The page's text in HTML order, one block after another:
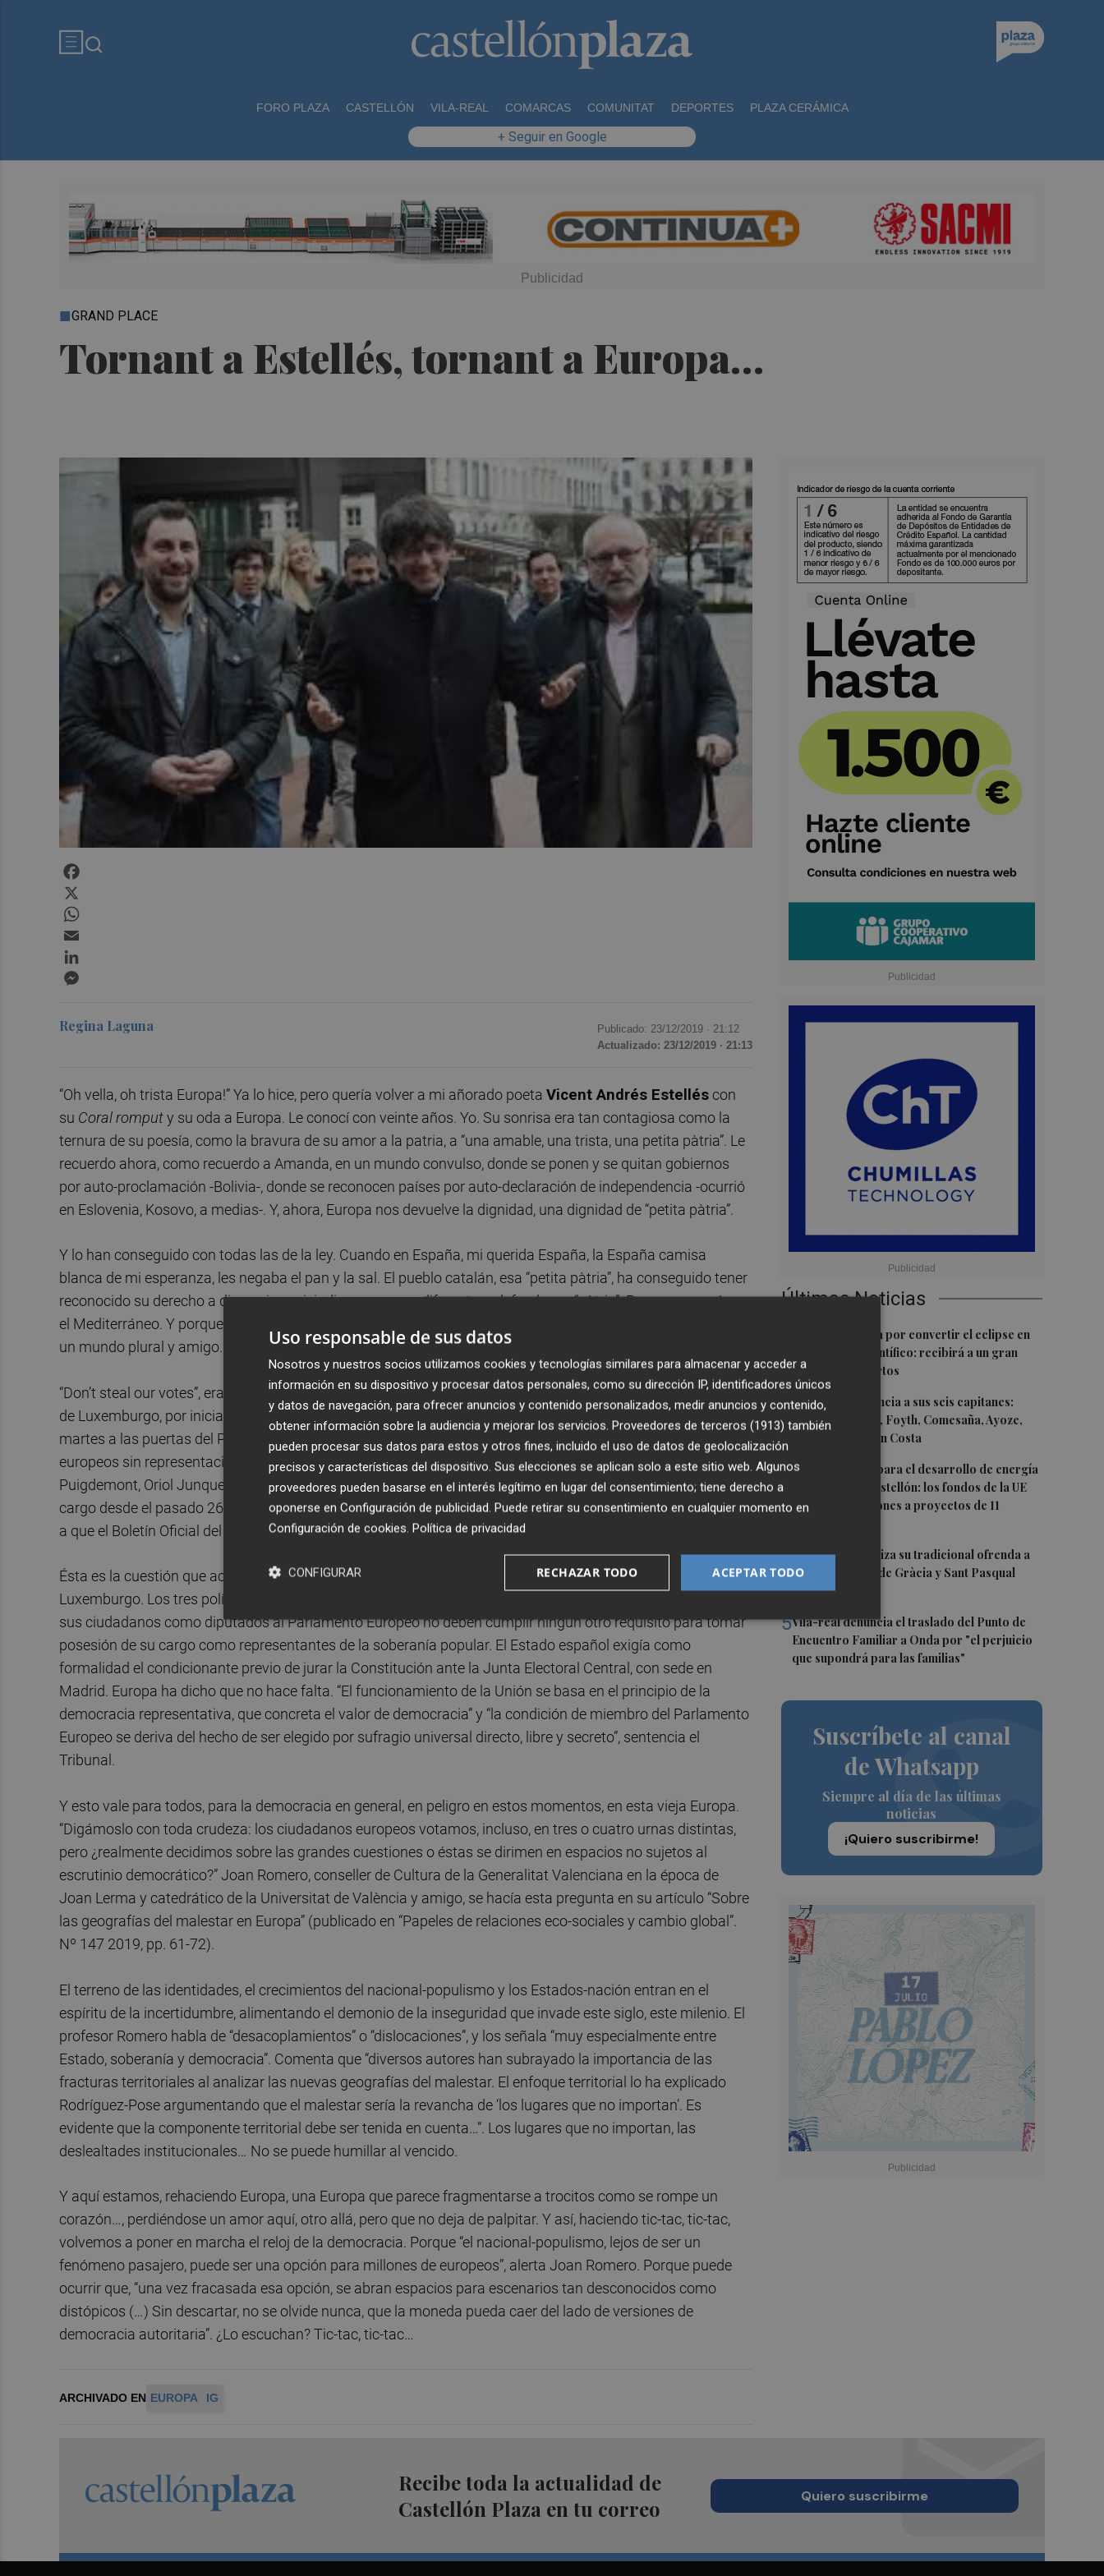
FORO PLAZA CASTELLÓN VILA-REAL COMARCAS COMUNITAT DEPORTES PLAZA CERÁMICA
+ Seguir en Google
Tornant a Estellés, tornant a Europa…
GRAND PLACE
Últimas Noticias
Castelló apuesta por convertir el eclipse en
un referente científico: recibirá a un gran
equipo de expertos
2El Villarreal anuncia a sus seis capitanes:
Gerard Moreno, Foyth, Comesaña, Ayoze,
Cardona y Logan Costa
3Otra inyección para el desarrollo de energía
renovable en Castellón: los fondos de la UE
destinan 19 millones a proyectos de 11
4El Villarreal realiza su tradicional ofrenda a
la Mare de Déu de Gràcia y Sant Pasqual
Baylón
5Vila-real denuncia el traslado del Punto de
Encuentro Familiar a Onda por "el perjuicio
que supondrá para las familias"
Suscríbete al canal
de Whatsapp
Siempre al día de las últimas
noticias
¡Quiero suscribirme!
Regina Laguna Publicado: 23/12/2019 · 21:12
Actualizado: 23/12/2019 · 21:13
“Oh vella, oh trista Europa!” Ya lo hice, pero quería volver a mi añorado poeta Vicent Andrés Estellés con
su Coral romputy su oda a Europa. Le conocí con veinte años. Yo. Su sonrisa era tan contagiosa como la
ternura de su poesía, como la bravura de su amor a la patria, a “una amable, una trista, una petita pàtria”. Le
recuerdo ahora, como recuerdo a Amanda, en un mundo convulso, donde se ponen y se quitan gobiernos
por auto-proclamación -Bolivia-, donde se reconocen países por auto-declaración de independencia -ocurrió
en Eslovenia, Kosovo, a medias-. Y, ahora, Europa nos devuelve la dignidad, una dignidad de “petita pàtria”.
Y lo han conseguido con todas las de la ley. Cuando en España, mi querida España, la España camisa
blanca de mi esperanza, les negaba el pan y la sal. El pueblo catalán, esa “petita pàtria”, ha conseguido tener
reconocido su derecho a discernir, a reivindicar, a pensar diferente, a defender su “pàtria”. Porque yo nací en
el Mediterráneo. Y porque somos fenicios, griegos, romanos, árabes y lo que sea necesario para reconstruir
un mundo plural y amigo.
“Don’t steal our votes”, era el grito que durante los últimos meses se ha escuchado en Bruselas, en la Plaza
de Luxemburgo, por iniciativa del conseller Lluís Puig. Catalanes y amigos de catalanes se reunían todos los
martes a las puertas del Parlamento para recordar a Europa que había más de dos millones de ciudadanos
europeos sin representación en el seno de la soberanía popular europea. Los eurodiputados electos Carles
Puigdemont, Oriol Junqueras y Toni Comín seguían sin poder entrar en el hemiciclo ni tomar posesión de su
cargo desde el pasado 26 de mayo, pese a que más de dos millones de ciudadanos les habían votado y pese
a que el Boletín Oficial del Estado español les había proclamado eurodiputados electos.
Ésta es la cuestión que acaba de dirimir el Tribunal de Justicia de la Unión Europea con sede en
Luxemburgo. Los tres políticos catalanes que concurrieron a las urnas el 26 de mayor fueron elegidos por
sus ciudadanos como diputados al Parlamento Europeo no deben cumplir ningún otro requisito para tomar
posesión de su cargo como representantes de la soberanía popular. El Estado español exigía como
formalidad el condicionante previo de jurar la Constitución ante la Junta Electoral Central, con sede en
Madrid. Europa ha dicho que no hace falta. “El funcionamiento de la Unión se basa en el principio de la
democracia representativa, que concreta el valor de democracia” y “la condición de miembro del Parlamento
Europeo se deriva del hecho de ser elegido por sufragio universal directo, libre y secreto”, sentencia el
Tribunal.
Y esto vale para todos, para la democracia en general, en peligro en estos momentos, en esta vieja Europa.
“Digámoslo con toda crudeza: los ciudadanos europeos votamos, incluso, en tres o cuatro urnas distintas,
pero ¿realmente decidimos sobre las grandes cuestiones o éstas se dirimen en espacios no sujetos al
escrutinio democrático?” Joan Romero, conseller de Cultura de la Generalitat Valenciana en la época de
Joan Lerma y catedrático de la Universitat de València y amigo, se hacía esta pregunta en su artículo “Sobre
las geografías del malestar en Europa” (publicado en “Papeles de relaciones eco-sociales y cambio global”.
Nº 147 2019, pp. 61-72).
El terreno de las identidades, el crecimientos del nacional-populismo y los Estados-nación entran en el
espíritu de la incertidumbre, alimentando el demonio de la inseguridad que invade este siglo, este milenio. El
profesor Romero habla de “desacoplamientos” o “dislocaciones”, y los señala “muy especialmente entre
Estado, soberanía y democracia”. Comenta que “diversos autores han subrayado la importancia de las
fracturas territoriales al analizar las nuevas geografías del malestar. El enfoque territorial lo ha explicado
Rodríguez-Pose argumentando que el malestar sería la revancha de ‘los lugares que no importan’. Es
evidente que la componente territorial debe ser tenida en cuenta…”. Los lugares que no importan, las
deslealtades institucionales… No se puede humillar al vencido.
Y aquí estamos, rehaciendo Europa, una Europa que parece fragmentarse a trocitos como se rompe un
corazón…, perdiéndose un amor aquí, otro allá, pero que no deja de palpitar. Y así, haciendo tic-tac, tic-tac,
volvemos a poner en marcha el reloj de la democracia. Porque “el nacional-populismo, lejos de ser un
fenómeno pasajero, puede ser una opción para millones de europeos”, alerta Joan Romero. Porque puede
ocurrir que, “una vez fracasada esa opción, se abran espacios para escenarios tan desconocidos como
distópicos (…) Sin descartar, no se olvide nunca, que la moneda pueda caer del lado de versiones de
democracia autoritaria”. ¿Lo escuchan? Tic-tac, tic-tac…
ARCHIVADO EN EUROPA IG
Recibe toda la actualidad de
Castellón Plaza en tu correo
Quiero suscribirme
Uso responsable de sus datos
Nosotros y nuestros socios utilizamos cookies y tecnologías similares para almacenar y acceder a
información en su dispositivo y procesar datos personales, como su dirección IP, identificadores únicos
y datos de navegación, para ofrecer anuncios y contenido personalizados, medir anuncios y contenido,
obtener información sobre la audiencia y mejorar los servicios. Proveedores de terceros (1913) también
pueden procesar sus datos para estos y otros fines, incluido el uso de datos de geolocalización
precisos y características del dispositivo. Sus elecciones se aplican solo a este sitio web. Algunos
proveedores pueden basarse en el interés legítimo en lugar del consentimiento; tiene derecho a
oponerse en Configuración de publicidad. Puede retirar su consentimiento en cualquier momento en
Configuración de cookies. Política de privacidad
ACEPTAR TODO
RECHAZAR TODO
CONFIGURAR